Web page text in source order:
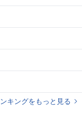
キングをもっと見る